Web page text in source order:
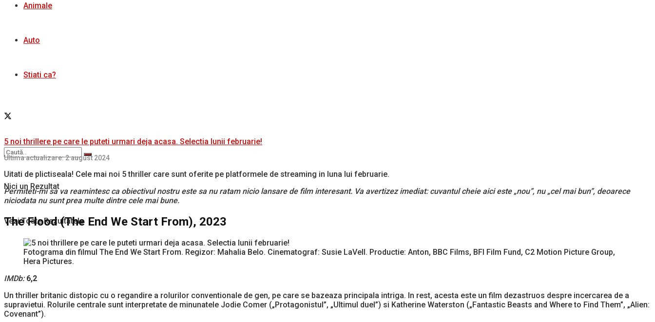
Animale
Auto
Stiati ca?
Nici un Rezultat
Vezi Toate Rezultatele
5 noi thrillere pe care le puteti urmari deja acasa. Selectia lunii februarie!
Ultima actualizare: 2 august 2024
Uitati de plictiseala! Cele mai noi 5 thriller care sunt oferite pe platformele de streaming in luna lui februarie.
Permiteti-mi sa va reamintesc ca obiectivul nostru este sa nu ratam nicio lansare de film interesant. Va avertizez imediat: cuvantul cheie aici este „nou”, nu „cel mai bun”, deoarece
niciodata nu sunt prea multe dintre cele mai bune.
The Flood (The End We Start From), 2023
Fotograma din filmul The End We Start From. Regizor: Mahalia Belo. Cinematograf: Susie LaVell. Productie: Anton, BBC Films, BFI Film Fund, C2 Motion Picture Group,
Hera Pictures.
IMDb: 6,2
Un thriller britanic distopic cu o regandire a rolurilor conventionale de gen, pe care se bazeaza principala intriga. In rest, acesta este un film dezastruos despre incercarea de a
supravietui. Rolurile centrale sunt interpretate de minunatele Jodie Comer („Protagonistul”, „Ultimul duel”) si Katherine Waterston („Fantastic Beasts and Where to Find Them”, „Alien:
Covenant”).